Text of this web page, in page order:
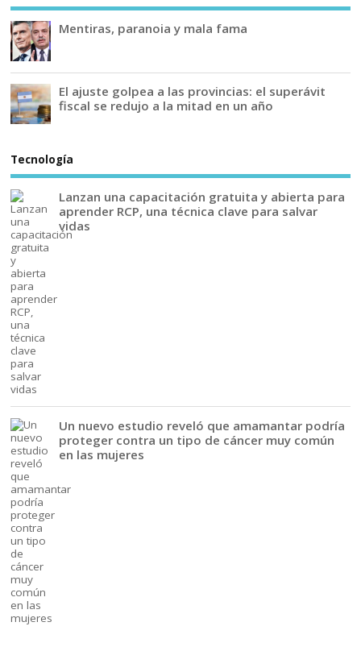
Mentiras, paranoia y mala fama
El ajuste golpea a las provincias: el superávit
fiscal se redujo a la mitad en un año
Tecnología
Lanzan una capacitación gratuita y abierta para
aprender RCP, una técnica clave para salvar
vidas
Un nuevo estudio reveló que amamantar podría
proteger contra un tipo de cáncer muy común
en las mujeres